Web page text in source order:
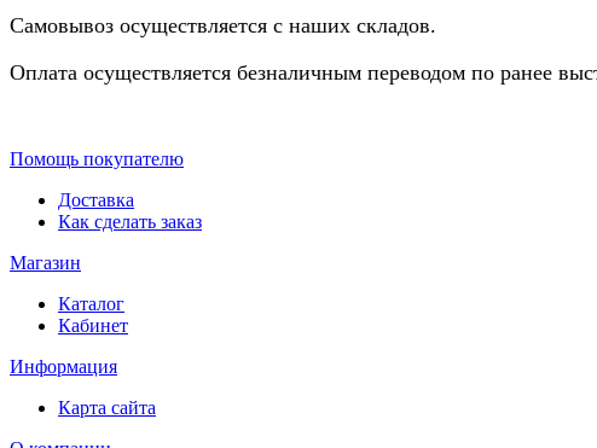
Самовывоз осуществляется с наших складов.
Оплата осуществляется безналичным переводом по ранее
Помощь покупателю
Доставка
Как сделать заказ
Магазин
Каталог
Кабинет
Информация
Карта сайта